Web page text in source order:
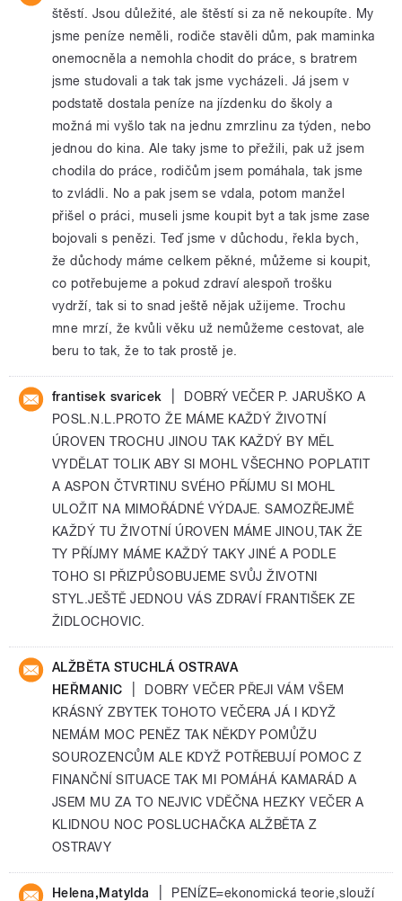
štěstí. Jsou důležité, ale štěstí si za ně nekoupíte. My
jsme peníze neměli, rodiče stavěli dům, pak maminka
onemocněla a nemohla chodit do práce, s bratrem
jsme studovali a tak tak jsme vycházeli. Já jsem v
podstatě dostala peníze na jízdenku do školy a
možná mi vyšlo tak na jednu zmrzlinu za týden, nebo
jednou do kina. Ale taky jsme to přežili, pak už jsem
chodila do práce, rodičům jsem pomáhala, tak jsme
to zvládli. No a pak jsem se vdala, potom manžel
přišel o práci, museli jsme koupit byt a tak jsme zase
bojovali s penězi. Teď jsme v důchodu, řekla bych,
že důchody máme celkem pěkné, můžeme si koupit,
co potřebujeme a pokud zdraví alespoň trošku
vydrží, tak si to snad ještě nějak užijeme. Trochu
mne mrzí, že kvůli věku už nemůžeme cestovat, ale
beru to tak, že to tak prostě je.
frantisek svaricek
DOBRÝ VEČER P. JARUŠKO A
POSL.N.L.PROTO ŽE MÁME KAŽDÝ ŽIVOTNÍ
ÚROVEN TROCHU JINOU TAK KAŽDÝ BY MĚL
VYDĚLAT TOLIK ABY SI MOHL VŠECHNO POPLATIT
A ASPON ČTVRTINU SVÉHO PŘÍJMU SI MOHL
ULOŽIT NA MIMOŘÁDNÉ VÝDAJE. SAMOZŘEJMĚ
KAŽDÝ TU ŽIVOTNÍ ÚROVEN MÁME JINOU,TAK ŽE
TY PŘÍJMY MÁME KAŽDÝ TAKY JINÉ A PODLE
TOHO SI PŘIZPŮSOBUJEME SVŮJ ŽIVOTNI
STYL.JEŠTĚ JEDNOU VÁS ZDRAVÍ FRANTIŠEK ZE
ŽIDLOCHOVIC.
ALŽBĚTA STUCHLÁ OSTRAVA
HEŘMANIC
DOBRY VEČER PŘEJI VÁM VŠEM
KRÁSNÝ ZBYTEK TOHOTO VEČERA JÁ I KDYŽ
NEMÁM MOC PENĚZ TAK NĚKDY POMŮŽU
SOUROZENCŮM ALE KDYŽ POTŘEBUJÍ POMOC Z
FINANČNÍ SITUACE TAK MI POMÁHÁ KAMARÁD A
JSEM MU ZA TO NEJVIC VDĚČNA HEZKY VEČER A
KLIDNOU NOC POSLUCHAČKA ALŽBĚTA Z
OSTRAVY
Helena,Matylda
PENÍZE=ekonomická teorie,slouží